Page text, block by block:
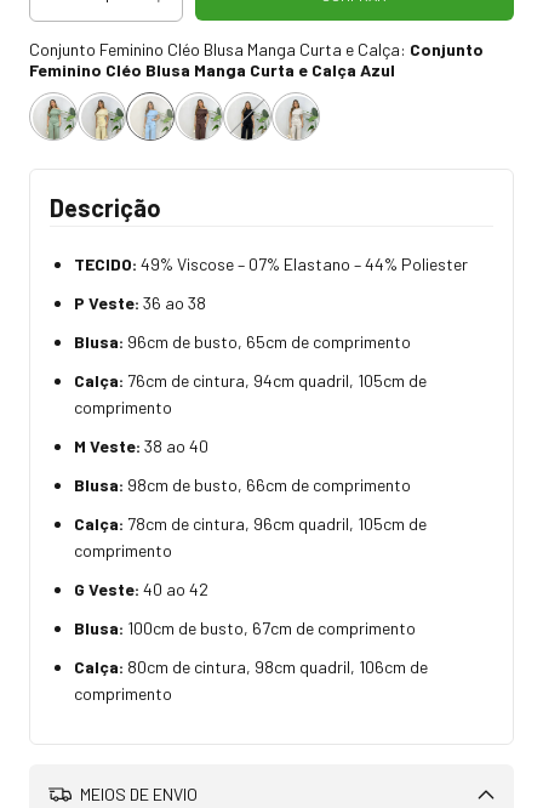
Conjunto Feminino Cléo Blusa Manga Curta e Calça: Conjunto
Feminino Cléo Blusa Manga Curta e Calça Azul
Descrição
TECIDO: 49% Viscose – 07% Elastano – 44% Poliester
P Veste: 36 ao 38
Blusa: 96cm de busto, 65cm de comprimento
Calça: 76cm de cintura, 94cm quadril, 105cm de
comprimento
M Veste: 38 ao 40
Blusa: 98cm de busto, 66cm de comprimento
Calça: 78cm de cintura, 96cm quadril, 105cm de
comprimento
G Veste: 40 ao 42
Blusa: 100cm de busto, 67cm de comprimento
Calça: 80cm de cintura, 98cm quadril, 106cm de
comprimento
MEIOS DE ENVIO